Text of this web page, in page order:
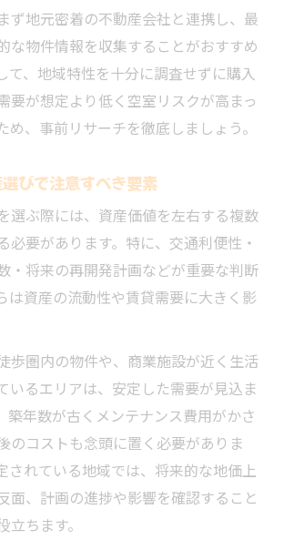
ず地元密着の不動産会社と連携し、最
な物件情報を収集することがおすすめ
て、地域特性を十分に調査せずに購入
要が想定より低く空室リスクが高まっ
め、事前リサーチを徹底しましょう。
びで注意すべき要素
選ぶ際には、資産価値を左右する複数
必要があります。特に、交通利便性・
・将来の再開発計画などが重要な判断
は資産の流動性や賃貸需要に大きく影
歩圏内の物件や、商業施設が近く生活
いるエリアは、安定した需要が見込ま
築年数が古くメンテナンス費用がかさ
のコストも念頭に置く必要がありま
されている地域では、将来的な地価上
面、計画の進捗や影響を確認すること
ちます。